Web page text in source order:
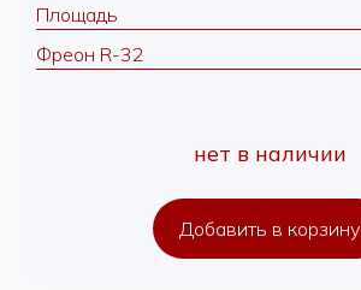
Площадь
Фреон R-32
нет в наличии
Добавить в корзину